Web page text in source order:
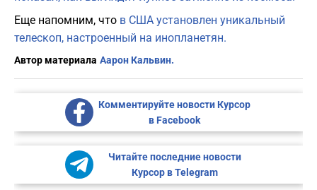
Еще напомним, что в США установлен уникальный
телескоп, настроенный на инопланетян.
Автор материала Аарон Кальвин.
Комментируйте новости Курсор
в Facebook
Читайте последние новости
Курсор в Telegram